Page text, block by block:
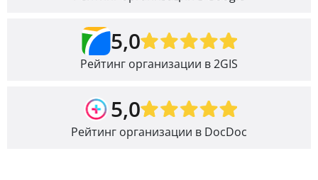
5,0
Рейтинг организации в 2GIS
5,0
Рейтинг организации в DocDoc